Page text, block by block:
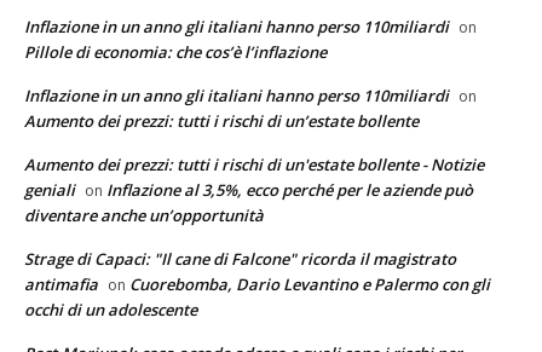
Inflazione in un anno gli italiani hanno perso 110miliardi on
Pillole di economia: che cos’è l’inflazione
Inflazione in un anno gli italiani hanno perso 110miliardi on
Aumento dei prezzi: tutti i rischi di un’estate bollente
Aumento dei prezzi: tutti i rischi di un'estate bollente - Notizie
geniali on Inflazione al 3,5%, ecco perché per le aziende può
diventare anche un’opportunità
Strage di Capaci: "Il cane di Falcone" ricorda il magistrato
antimafia on Cuorebomba, Dario Levantino e Palermo con gli
occhi di un adolescente